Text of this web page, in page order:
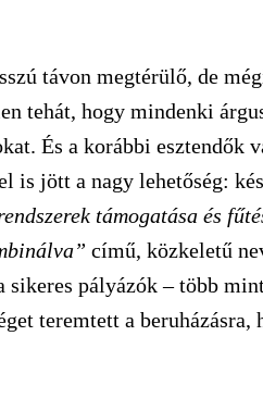
távon megtérülő, de
tehát, hogy mindenki
És a korábbi esztendők
is jött a nagy lehetőség:
támogatása és fűt
című, közkeletű
sikeres pályázók – több
teremtett a beruházásra,